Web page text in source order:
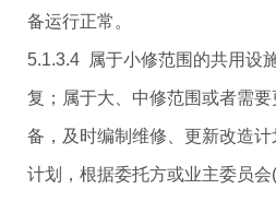
备运行正常。
5.1.3.4 属于小修范围的共用设
复；属于大、中修范围或者需
备，及时编制维修、更新改造
计划，根据委托方或业主委员